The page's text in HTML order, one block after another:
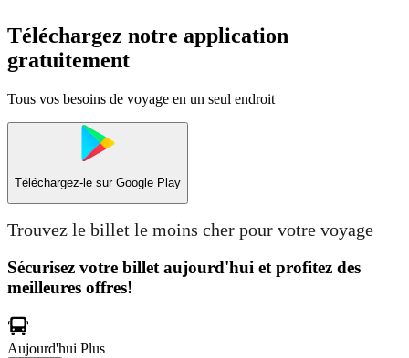
Téléchargez notre application
gratuitement
Tous vos besoins de voyage en un seul endroit
Téléchargez-le sur Google Play
Trouvez le billet le moins cher pour votre voyage
Sécurisez votre billet aujourd'hui et profitez des
meilleures offres!
Aujourd'hui Plus